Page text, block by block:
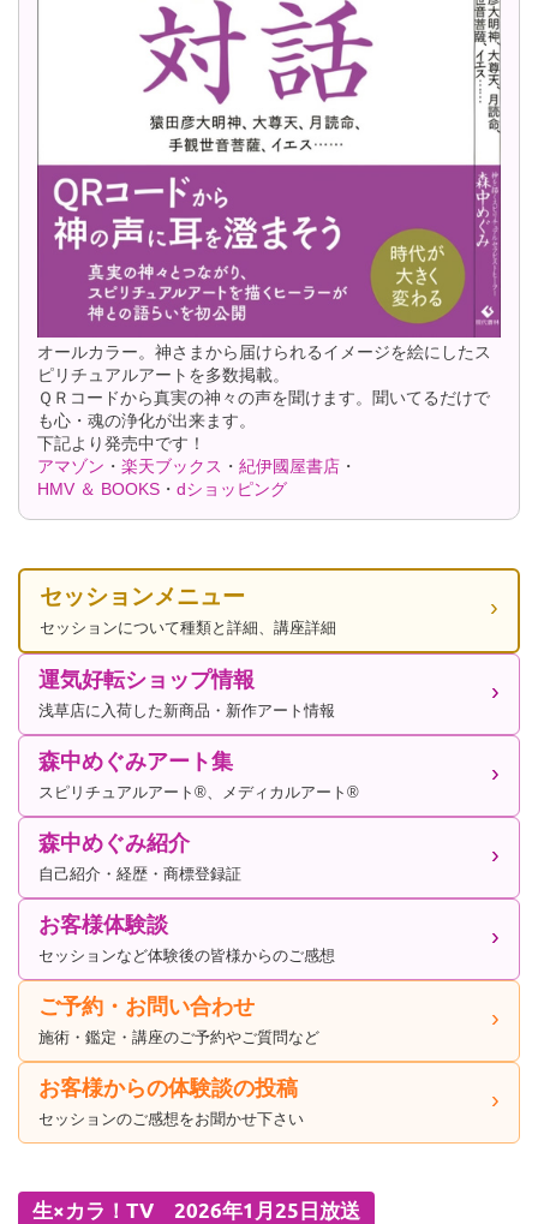
オールカラー。神さまから届けられるイメージを絵にしたス
ピリチュアルアートを多数掲載。
ＱＲコードから真実の神々の声を聞けます。聞いてるだけで
も心・魂の浄化が出来ます。
下記より発売中です！
アマゾン ・ 楽天ブックス ・ 紀伊國屋書店 ・
HMV ＆ BOOKS ・ dショッピング
セッションメニュー
セッションについて種類と詳細、講座詳細
運気好転ショップ情報
浅草店に入荷した新商品・新作アート情報
森中めぐみアート集
スピリチュアルアート®、メディカルアート®
森中めぐみ紹介
自己紹介・経歴・商標登録証
お客様体験談
セッションなど体験後の皆様からのご感想
ご予約・お問い合わせ
施術・鑑定・講座のご予約やご質問など
お客様からの体験談の投稿
セッションのご感想をお聞かせ下さい
生×カラ！TV 2026年1月25日放送